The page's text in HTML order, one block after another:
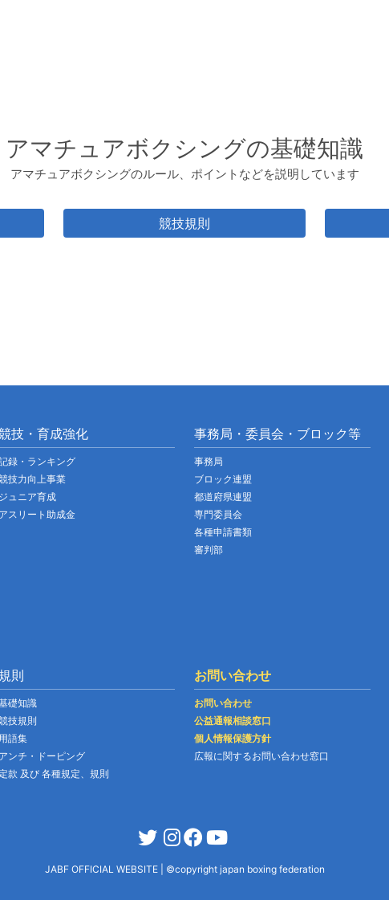
アマチュアボクシングの基礎知識
アマチュアボクシングのルール、ポイントなどを説明しています
競技規則
技・育成強化
録・ランキング
技力向上事業
ジュニア育成
アスリート助成金
事務局・委員会・ブロック等
事務局
ブロック連盟
都道府県連盟
専門委員会
各種申請書類
審判部
規則
礎知識
技規則
用語集
アンチ・ドーピング
定款 及び 各種規定、規則
お問い合わせ
お問い合わせ
公益通報相談窓口
個人情報保護方針
広報に関するお問い合わせ窓口
JABF OFFICIAL WEBSITE ©copyright japan boxing federation